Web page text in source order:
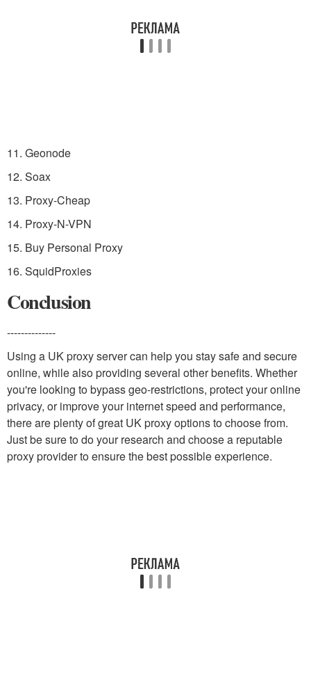
11. Geonode
12. Soax
13. Proxy-Cheap
14. Proxy-N-VPN
15. Buy Personal Proxy
16. SquidProxies
Conclusion
--------------
Using a UK proxy server can help you stay safe and secure
online, while also providing several other benefits. Whether
you're looking to bypass geo-restrictions, protect your online
privacy, or improve your internet speed and performance,
there are plenty of great UK proxy options to choose from.
Just be sure to do your research and choose a reputable
proxy provider to ensure the best possible experience.